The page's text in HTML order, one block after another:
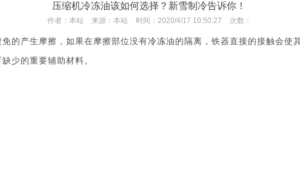
压缩机冷冻油该如何选择？新雪制冷告诉你！
作者： 本站 来源： 本站 时间： 2020/4/17 10:50:27 次数：
的产生摩擦，如果在摩擦部位没有冷冻油的隔离，铁器直接的接触会使
少的重要辅助材料。